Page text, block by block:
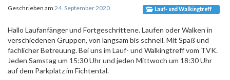
Geschrieben am 24. September 2020 Lauf- und Walkingtreff
Hallo Laufanfänger und Fortgeschrittene. Laufen oder Walken in
verschiedenen Gruppen, von langsam bis schnell. Mit Spaß und
fachlicher Betreuung. Bei uns im Lauf- und Walkingtreff vom TVK.
Jeden Samstag um 15:30 Uhr und jeden Mittwoch um 18:30 Uhr
auf dem Parkplatz im Fichtental.